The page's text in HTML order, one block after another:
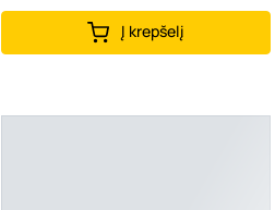
Į krepšelį